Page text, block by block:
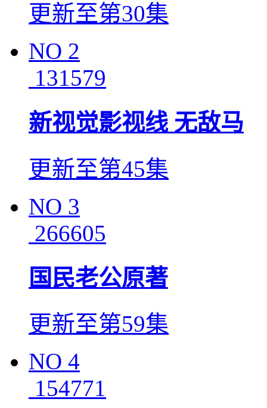
更新至第30集
NO 2
131579
新视觉影视线 无敌马
更新至第45集
NO 3
266605
国民老公原著
更新至第59集
NO 4
154771